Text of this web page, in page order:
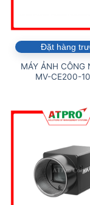
Đặt hàng
MÁY ẢNH CÔNG
MV-CE200-